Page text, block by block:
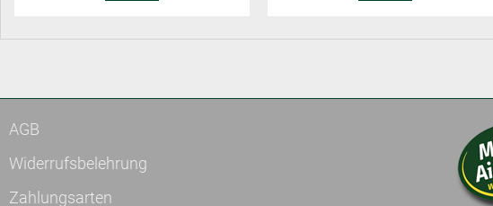
AGB
Widerrufsbelehrung
Zahlungsarten